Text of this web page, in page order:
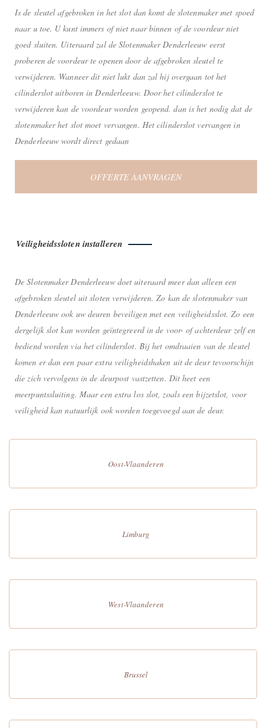
Is de sleutel afgebroken in het slot dan komt de slotenmaker met spoed
naar u toe. U kunt immers of niet naar binnen of de voordeur niet
goed sluiten. Uiteraard zal de Slotenmaker Denderleeuw eerst
proberen de voordeur te openen door de afgebroken sleutel te
verwijderen. Wanneer dit niet lukt dan zal hij overgaan tot het
cilinderslot uitboren in Denderleeuw. Door het cilinderslot te
verwijderen kan de voordeur worden geopend. dan is het nodig dat de
slotenmaker het slot moet vervangen. Het cilinderslot vervangen in
Denderleeuw wordt direct gedaan
OFFERTE AANVRAGEN
Veiligheidssloten installeren
De Slotenmaker Denderleeuw doet uiteraard meer dan alleen een
afgebroken sleutel uit sloten verwijderen. Zo kan de slotenmaker van
Denderleeuw ook uw deuren beveiligen met een veiligheidsslot. Zo een
dergelijk slot kan worden geïntegreerd in de voor- of achterdeur zelf en
bediend worden via het cilinderslot. Bij het omdraaien van de sleutel
komen er dan een paar extra veiligheidshaken uit de deur tevoorschijn
die zich vervolgens in de deurpost vastzetten. Dit heet een
meerpuntssluiting. Maar een extra los slot, zoals een bijzetslot, voor
veiligheid kan natuurlijk ook worden toegevoegd aan de deur.
Oost-Vlaanderen
Limburg
West-Vlaanderen
Brussel